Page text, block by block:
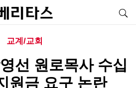
교계/교회
선 원로목사 수십
원금 요구 논란